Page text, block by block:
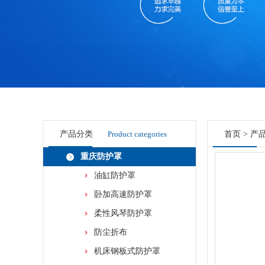
产品分类 Product categories
重庆防护罩
油缸防护罩
卧加高速防护罩
柔性风琴防护罩
防尘折布
机床钢板式防护罩
首页 > 产